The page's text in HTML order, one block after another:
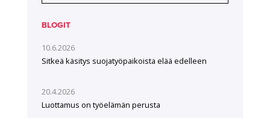
BLOGIT
10.6.2026
Sitkeä käsitys suojatyöpaikoista elää edelleen
20.4.2026
Luottamus on työelämän perusta